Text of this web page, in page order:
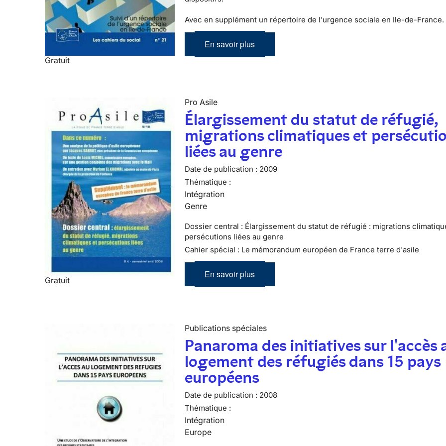
Gratuit
Avec en supplément un répertoire de l'urgence sociale en Ile-de-France.
En savoir plus
Gratuit
Pro Asile
Élargissement du statut de réfugié,
migrations climatiques et
liées au genre
Date de publication : 2009
Thématique :
Intégration
Genre
Dossier central : Élargissement du statut de réfugié : migrations
persécutions liées au genre
Cahier spécial : Le mémorandum européen de France terre d'asile
En savoir plus
Publications spéciales
Panaroma des initiatives sur l'accès
logement des réfugiés dans 15 pays
européens
Date de publication : 2008
Thématique :
Intégration
Europe